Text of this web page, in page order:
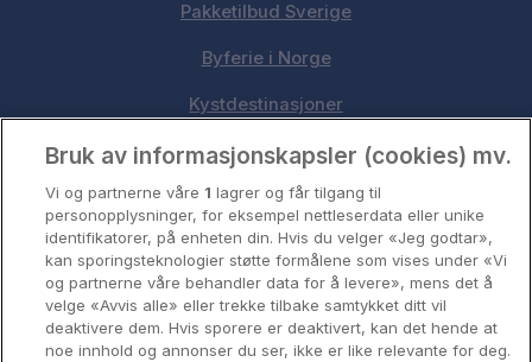
Pakketilbud Sverige
Byferie i Norge
Kystdestinasjoner
Oslo
Stavanger
Bergen
Utforsk Norden
Om Coop HotellKupp
Bruk av informasjonskapsler (cookies) mv.
Vi og partnerne våre 1 lagrer og får tilgang til
personopplysninger, for eksempel nettleserdata eller unike
identifikatorer, på enheten din. Hvis du velger «Jeg godtar»,
kan sporingsteknologier støtte formålene som vises under «Vi
og partnerne våre behandler data for å levere», mens det å
velge «Avvis alle» eller trekke tilbake samtykket ditt vil
deaktivere dem. Hvis sporere er deaktivert, kan det hende at
noe innhold og annonser du ser, ikke er like relevante for deg.